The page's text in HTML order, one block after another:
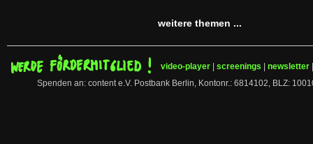
weitere themen ...
video-player screenings newsletter
Spenden an: content e.V. Postbank Berlin, Kontonr.: 6814102, BLZ: